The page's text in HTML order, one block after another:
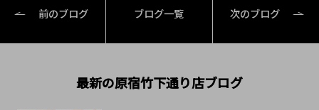
前のブログ ブログ一覧 次のブログ
最新の原宿竹下通り店ブログ